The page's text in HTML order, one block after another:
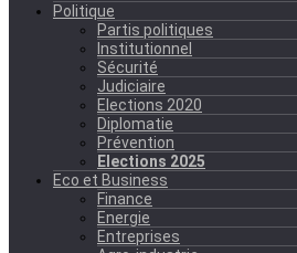
Politique
Partis politiques
Institutionnel
Sécurité
Judiciaire
Elections 2020
Diplomatie
Prévention
Elections 2025
Eco et Business
Finance
Energie
Entreprises